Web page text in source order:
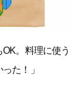
。料理に使う
た！」